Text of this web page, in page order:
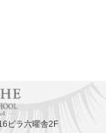
ビラ六曜舎2F